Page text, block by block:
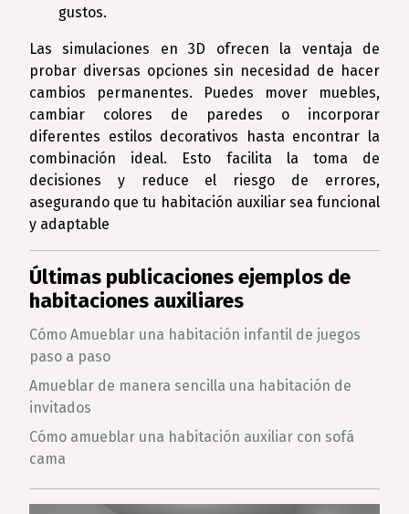
gustos.
Las simulaciones en 3D ofrecen la ventaja de
probar diversas opciones sin necesidad de hacer
cambios permanentes. Puedes mover muebles,
cambiar colores de paredes o incorporar
diferentes estilos decorativos hasta encontrar la
combinación ideal. Esto facilita la toma de
decisiones y reduce el riesgo de errores,
asegurando que tu habitación auxiliar sea funcional
y adaptable
Últimas publicaciones ejemplos de
habitaciones auxiliares
Cómo Amueblar una habitación infantil de juegos
paso a paso
Amueblar de manera sencilla una habitación de
invitados
Cómo amueblar una habitación auxiliar con sofá
cama